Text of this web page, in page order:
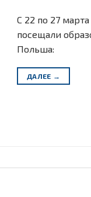
С 22 по 27
посещали
Польша:
ДАЛЕЕ →